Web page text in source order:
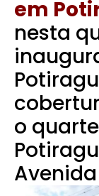
em
nesta
o